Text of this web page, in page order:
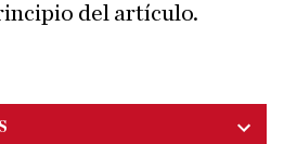
del artículo.